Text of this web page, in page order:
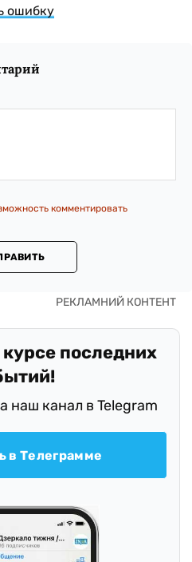
ошибку
комментировать
последних
наш канал в Telegram
в Телеграмме